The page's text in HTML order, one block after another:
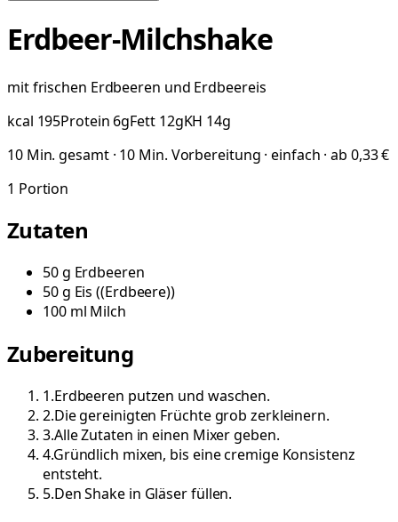
Erdbeer-Milchshake
mit frischen Erdbeeren und Erdbeereis
kcal 195Protein 6gFett 12gKH 14g
10 Min. gesamt · 10 Min. Vorbereitung · einfach · ab 0,33 €
1 Portion
Zutaten
50g Erdbeeren
50g Eis ((Erdbeere))
100 ml Milch
Zubereitung
1.Erdbeeren putzen und waschen.
2.Die gereinigten Früchte grob zerkleinern.
3.Alle Zutaten in einen Mixer geben.
4.Gründlich mixen, bis eine cremige Konsistenz
entsteht.
5.Den Shake in Gläser füllen.